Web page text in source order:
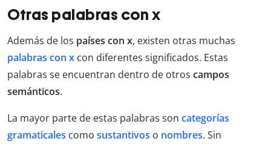
Otras palabras con x
Además de los países con x, existen otras muchas
palabras con x con diferentes significados. Estas
palabras se encuentran dentro de otros campos
semánticos.
La mayor parte de estas palabras son categorías
gramaticales como sustantivos o nombres. Sin